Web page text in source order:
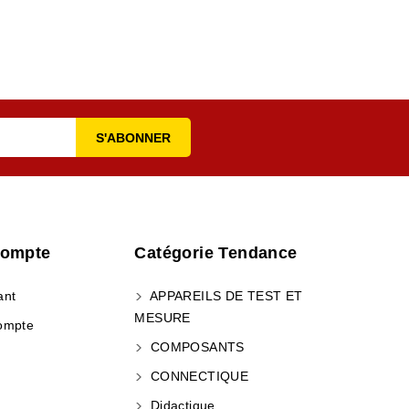
Catégorie Tendance
APPAREILS DE TEST ET
MESURE
COMPOSANTS
CONNECTIQUE
Didactique